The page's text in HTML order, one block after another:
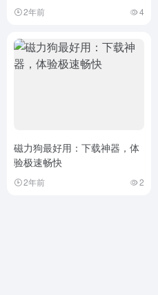
2年前 4
磁力狗最好用：下载神器，体
验极速畅快
2年前 2